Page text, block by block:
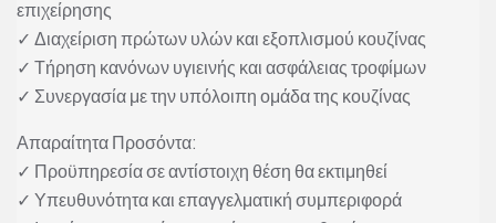
επιχείρησης
✓ Διαχείριση πρώτων υλών και εξοπλισμού κουζίνας
✓ Τήρηση κανόνων υγιεινής και ασφάλειας τροφίμων
✓ Συνεργασία με την υπόλοιπη ομάδα της κουζίνας
Απαραίτητα Προσόντα:
✓ Προϋπηρεσία σε αντίστοιχη θέση θα εκτιμηθεί
✓ Υπευθυνότητα και επαγγελματική συμπεριφορά